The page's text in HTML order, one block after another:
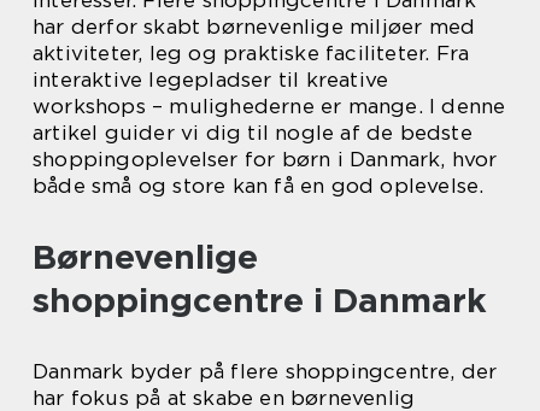
har derfor skabt børnevenlige miljøer med
aktiviteter, leg og praktiske faciliteter. Fra
interaktive legepladser til kreative
workshops – mulighederne er mange. I denne
artikel guider vi dig til nogle af de bedste
shoppingoplevelser for børn i Danmark, hvor
både små og store kan få en god oplevelse.
Børnevenlige
shoppingcentre i Danmark
Danmark byder på flere shoppingcentre, der
har fokus på at skabe en børnevenlig